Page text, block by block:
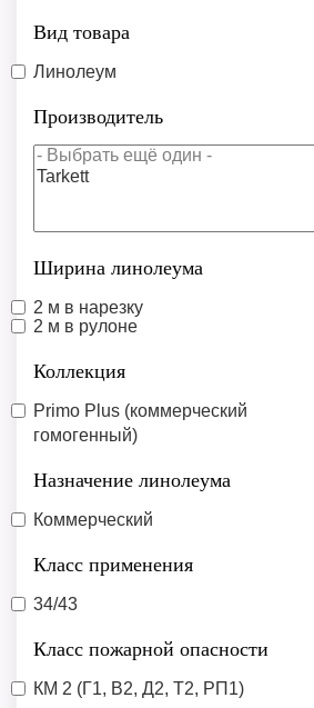
Вид товара
Линолеум
Производитель
Ширина линолеума
2 м в нарезку
2 м в рулоне
Коллекция
Primo Plus (коммерческий
гомогенный)
Назначение линолеума
Коммерческий
Класс применения
34/43
Класс пожарной опасности
КМ 2 (Г1, В2, Д2, Т2, РП1)